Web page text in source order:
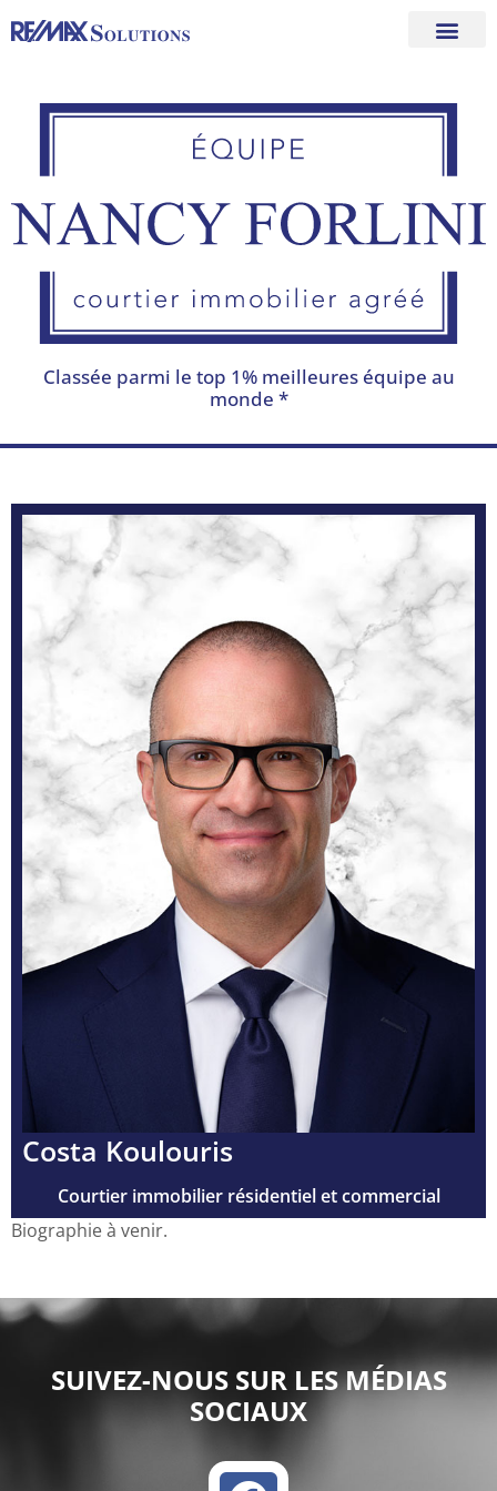
au
Classée parmi le top 1% meilleures équipe au
monde *
Costa Koulouris
Courtier immobilier résidentiel et commercial
Biographie à venir.
SUIVEZ-NOUS SUR LES MÉDIAS
SOCIAUX
F